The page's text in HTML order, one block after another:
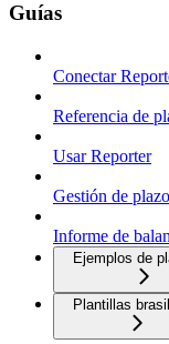
Guías
Conectar
Referencia de
Usar Reporter
Gestión de
Informe de
Ejemplos de
Plantillas